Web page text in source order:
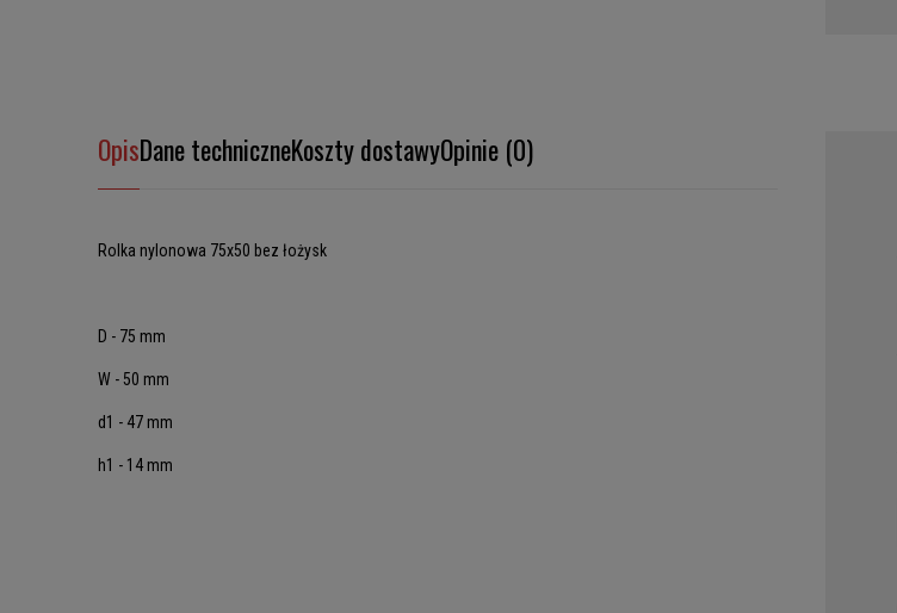
OpisDane techniczneKoszty dostawyOpinie (0)
Rolka nylonowa 75x50 bez łożysk
D - 75 mm
W - 50 mm
d1 - 47 mm
h1 - 14 mm